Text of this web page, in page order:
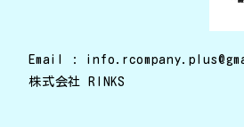
ゲ
Email :
株式会社 RINKS